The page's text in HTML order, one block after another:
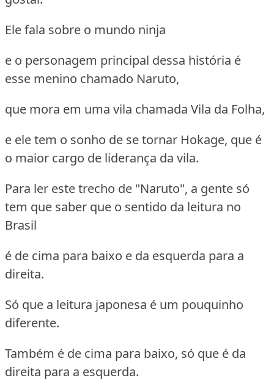
Ele fala sobre o mundo ninja
e o personagem principal dessa história é
esse menino chamado Naruto,
que mora em uma vila chamada Vila da Folha,
e ele tem o sonho de se tornar Hokage, que é
o maior cargo de liderança da vila.
Para ler este trecho de "Naruto", a gente só
tem que saber que o sentido da leitura no
Brasil
é de cima para baixo e da esquerda para a
direita.
Só que a leitura japonesa é um pouquinho
diferente.
Também é de cima para baixo, só que é da
direita para a esquerda.